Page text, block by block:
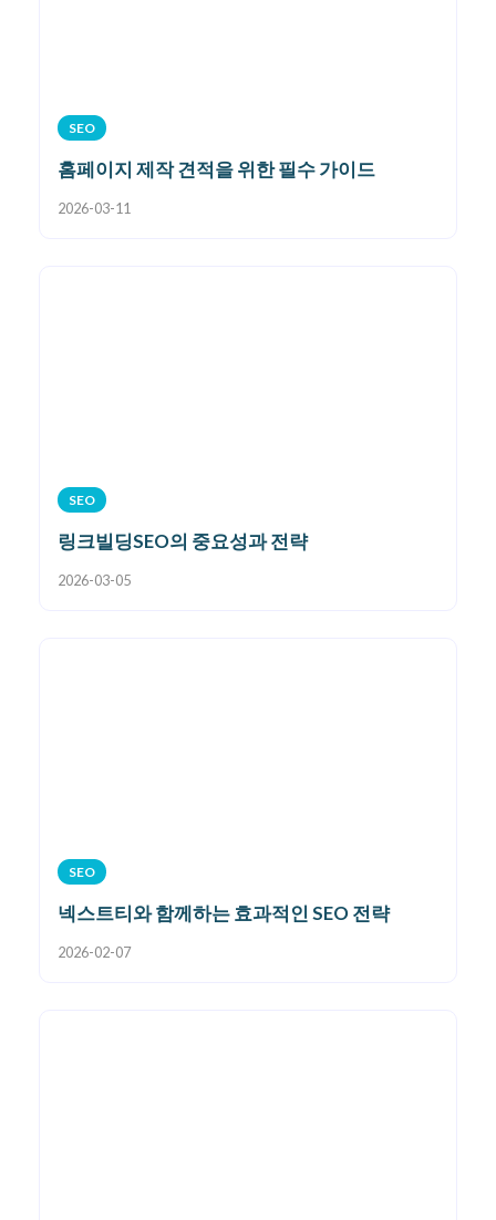
SEO
홈페이지 제작 견적을 위한 필수 가이드
2026-03-11
SEO
링크빌딩SEO의 중요성과 전략
2026-03-05
SEO
넥스트티와 함께하는 효과적인 SEO 전략
2026-02-07